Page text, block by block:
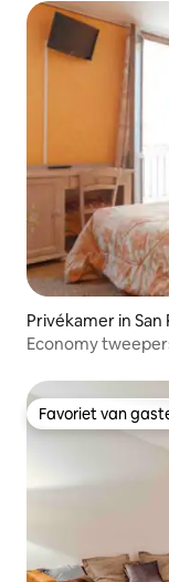
Privékamer in San
Favoriet van
Favoriet van